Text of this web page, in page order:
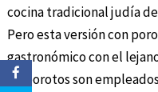
cocina tradicional judía
Pero esta versión con
gastronómico con el
de porotos son